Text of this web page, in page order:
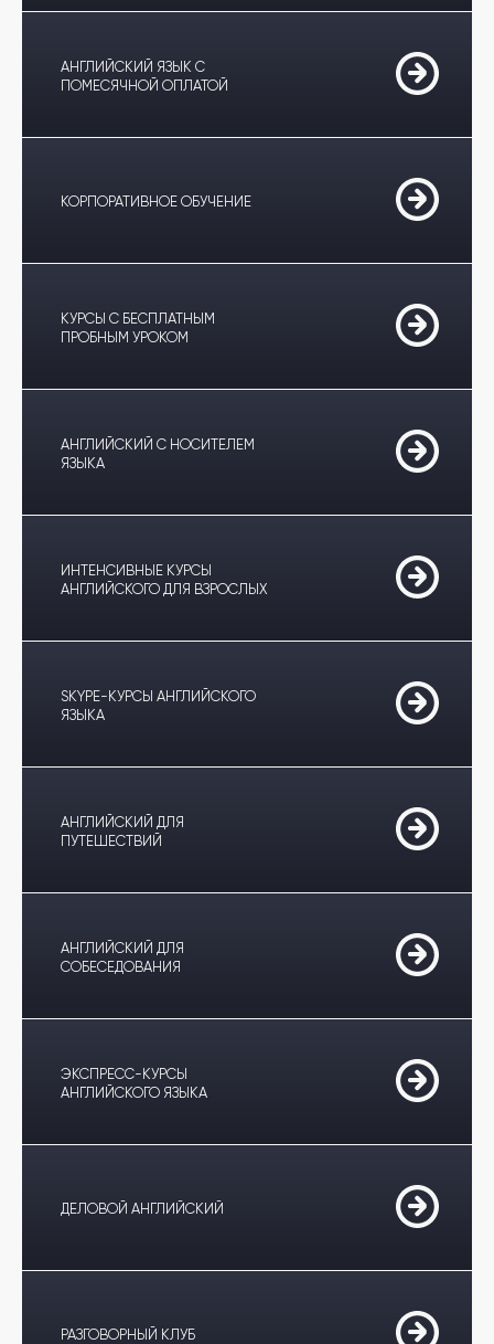
АНГЛИЙСКИЙ ЯЗЫК С
ПОМЕСЯЧНОЙ ОПЛАТОЙ
КОРПОРАТИВНОЕ ОБУЧЕНИЕ
КУРСЫ С БЕСПЛАТНЫМ
ПРОБНЫМ УРОКОМ
АНГЛИЙСКИЙ С НОСИТЕЛЕМ
ЯЗЫКА
ИНТЕНСИВНЫЕ КУРСЫ
АНГЛИЙСКОГО ДЛЯ ВЗРОСЛЫХ
SKYPE-КУРСЫ АНГЛИЙСКОГО
ЯЗЫКА
АНГЛИЙСКИЙ ДЛЯ
ПУТЕШЕСТВИЙ
АНГЛИЙСКИЙ ДЛЯ
СОБЕСЕДОВАНИЯ
ЭКСПРЕСС-КУРСЫ
АНГЛИЙСКОГО ЯЗЫКА
ДЕЛОВОЙ АНГЛИЙСКИЙ
РАЗГОВОРНЫЙ КЛУБ